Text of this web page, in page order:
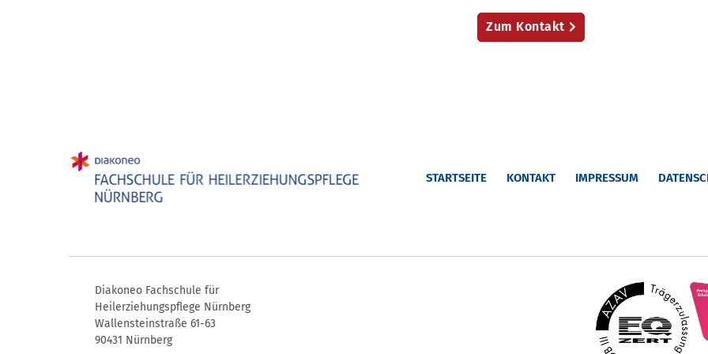
Zum Kontakt
STARTSEITE KONTAKT IMPRESSUM
Diakoneo Fachschule für
Heilerziehungspflege Nürnberg
Wallensteinstraße 61-63
90431 Nürnberg